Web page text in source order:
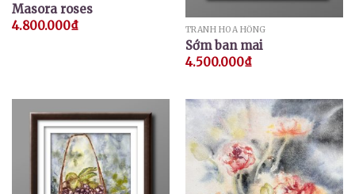
Masora roses
4.800.000₫ TRANH HOA HỒNG
Sớm ban mai
4.500.000₫